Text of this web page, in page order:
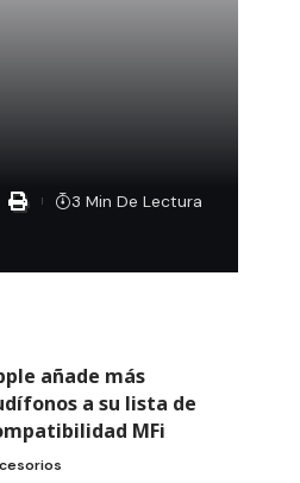
3 Min De Lectura
añade más
a su lista de
MFi